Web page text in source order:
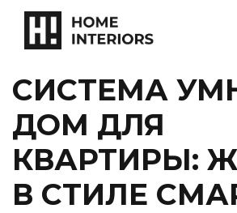
СИСТЕМА
ДОМ ДЛЯ
КВАРТИРЫ:
В СТИЛЕ